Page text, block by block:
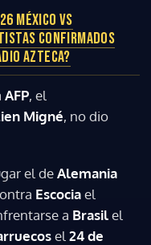
MÉXICO VS
CONFIRMADOS
AZTECA?
AFP, el
Migné, no dio
el deAlemania
Escociael
a Brasilel
el 24 de